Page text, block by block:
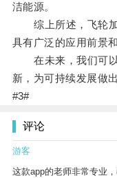
洁能源。
综上所述，飞轮加
具有广泛的应用前景
在未来，我们可以
新，为可持续发展做
#3#
评论
游客
这款app的老师非常专业